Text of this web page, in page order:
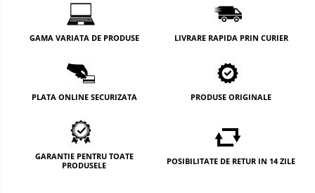
GAMA VARIATA DE PRODUSE LIVRARE RAPIDA PRIN CURIER
PLATA ONLINE SECURIZATA PRODUSE ORIGINALE
GARANTIE PENTRU TOATE
PRODUSELE
POSIBILITATE DE RETUR IN 14 ZILE